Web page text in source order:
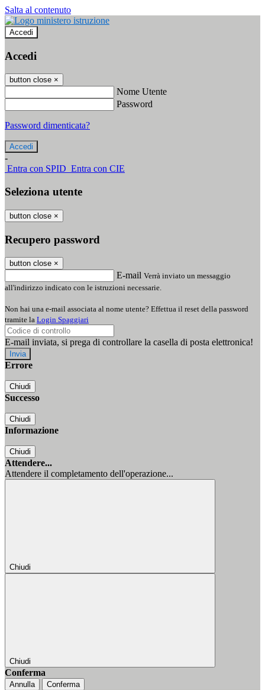
Salta al contenuto
Accedi
Accedi
button close ×
Nome Utente
Password
Password dimenticata?
-
Entra con SPID Entra con CIE
Seleziona utente
button close ×
Recupero password
button close ×
E-mail Verrà inviato un messaggio
all'indirizzo indicato con le istruzioni necessarie.
Non hai una e-mail associata al nome utente? Effettua il reset della password
tramite la Login Spaggiari
E-mail inviata, si prega di controllare la casella di posta elettronica!
Errore
Chiudi
Successo
Chiudi
Informazione
Chiudi
Attendere...
Attendere il completamento dell'operazione...
Chiudi
Chiudi
Conferma
Annulla Conferma